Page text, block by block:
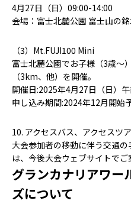
4月27日（日）09:00-14:00
会場：富士北麓公園 富士山の
（3）Mt.FUJI100 Mini
富士北麓公園でお子様（3歳〜
（3km、他）を開催。
開催日:2025年4月27日（日）
申し込み期間:2024年12月開始
10. アクセスバス、アクセスツ
大会参加者の移動に伴う交通
は、今後大会ウェブサイトでご
グランカナリアワー
ズについて